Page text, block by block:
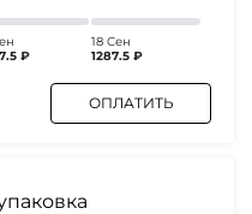
₽
18 Сен
1287.5 ₽
ОПЛАТИТЬ